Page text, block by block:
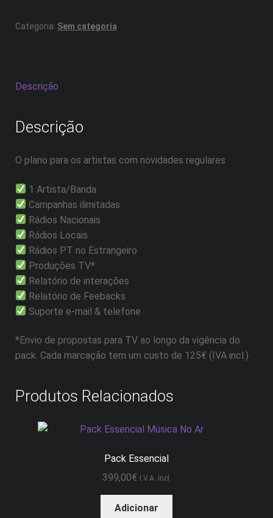
Categoria: Sem categoria
Descrição
Descrição
O plano para os artistas com novidades regulares
1 Artista/Banda
Campanhas ilimitadas
Rádios Nacionais
Rádios Locais
Rádios PT no Estrangeiro
Produções TV*
Relatório de interações
Relatório de Feebacks
Suporte e-mail & telefone
*Envio de propostas para TV ao longo da vigência do
pack. Cada marcação tem um custo de 125€ (IVA incl.)
Produtos Relacionados
Pack Essencial
399,00€ I.V.A. incl.
Adicionar